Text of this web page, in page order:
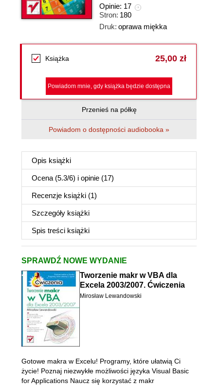
Opinie: 17
Stron: 180
Druk: oprawa miękka
Książka 25,00 zł
Powiadom mnie, gdy książka będzie dostępna
Przenieś na półkę
Powiadom o dostępności audiobooka »
Opis książki
Ocena (5.3/6) i opinie (17)
Recenzje książki (1)
Szczegóły książki
Spis treści książki
SPRAWDŹ NOWE WYDANIE
Tworzenie makr w VBA dla
Excela 2003/2007. Ćwiczenia
Mirosław Lewandowski
Gotowe makra w Excelu! Programy, które ułatwią Ci
życie! Poznaj niezwykłe możliwości języka Visual Basic
for Applications Naucz się korzystać z makr